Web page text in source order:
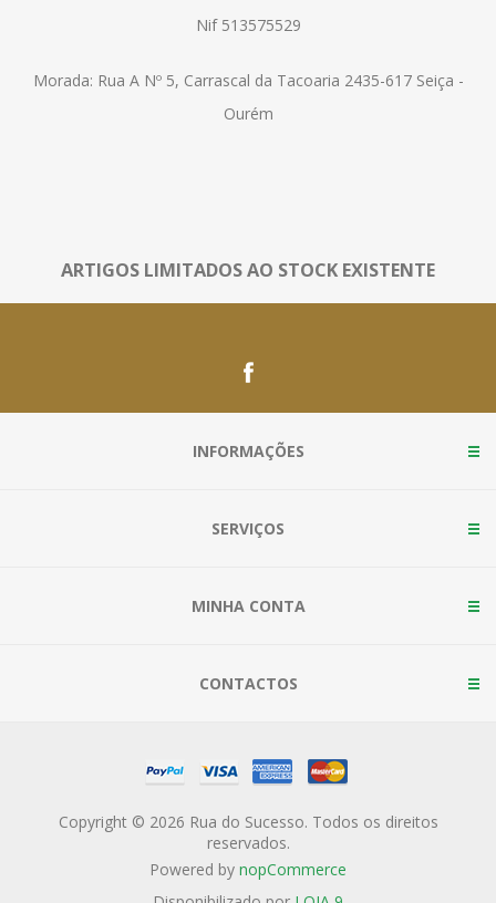
Nif 513575529
Morada: Rua A Nº 5, Carrascal da Tacoaria 2435-617 Seiça -
Ourém
ARTIGOS LIMITADOS AO STOCK EXISTENTE
INFORMAÇÕES
SERVIÇOS
MINHA CONTA
CONTACTOS
Copyright © 2026 Rua do Sucesso. Todos os direitos
reservados.
Powered by nopCommerce